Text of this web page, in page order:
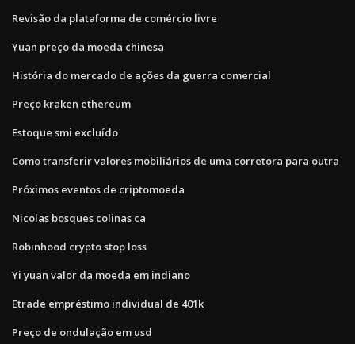
Revisão da plataforma de comércio livre
Yuan preço da moeda chinesa
História do mercado de ações da guerra comercial
Preço kraken ethereum
Estoque smi excluído
Como transferir valores mobiliários de uma corretora para outra
Próximos eventos de criptomoeda
Nicolas bosques colinas ca
Robinhood crypto stop loss
Yi yuan valor da moeda em indiano
Etrade empréstimo individual de 401k
Preço de ondulação em usd